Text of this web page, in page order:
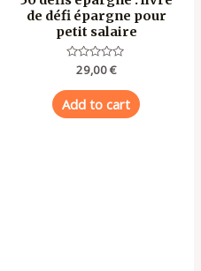
de défi épargne pour
petit salaire
Rated
out
of
5
29,00€
Add to cart